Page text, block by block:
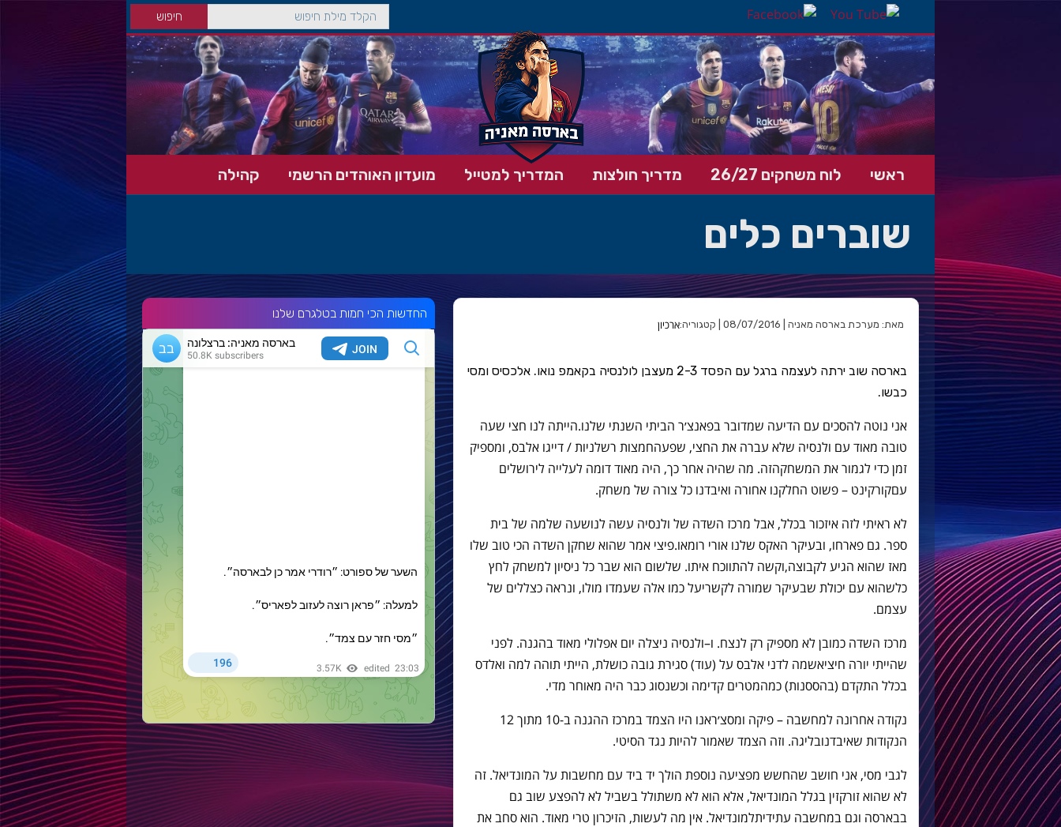
ראשי לוח משחקים 26/27 מדריך חולצות המדריך למטייל מועדון האוהדים הרשמי קהילה
שוברים כלים
מאת: מערכת בארסה מאניה | 08/07/2016 | קטגוריה: ארכיון
בארסה שוב ירתה לעצמה ברגל עם הפסד 2-3 מעצבן לולנסיה בקאמפ נואו. אלכסיס ומסי
כבשו.
אני נוטה להסכים עם הדיעה שמדובר בפאנצ׳ר הביתי השנתי שלנו.הייתה לנו חצי שעה
טובה מאוד עם ולנסיה שלא עברה את החצי, שפעהחמצות רשלניות/דייגו אלבס, ומספיק
זמן כדי לגמור את המשחקהזה. מה שהיה אחר כך, היה מאוד דומה לעלייה לירושלים
עםקורקינט –פשוט החלקנו אחורה ואיבדנו כל צורה של משחק.
לא ראיתי לזה איזכור בכלל, אבל מרכז השדה של ולנסיה עשה לנושעה שלמה של בית
ספר. גם פארחו, ובעיקר האקס שלנו אורי רומאו.פיצי אמר שהוא שחקן השדה הכי טוב שלו
מאז שהוא הגיע לקבוצה,וקשה להתווכח איתו. שלשום הוא שבר כל ניסיון למשחק לחץ
כלשהוא עם יכולת שבעיקר שמורה לקשריעל כמו אלה שעמדו מולו, ונראה כצללים של
עצמם.
מרכז השדה כמובן לא מספיק רק לנצח. ו–ולנסיה ניצלה יום אפלולי מאוד בהגנה. לפני
שהייתי יורה חיציאשמה לדני אלבס על (עוד)סגירת גובה כושלת, הייתי תוהה למה ואלדס
בכלל התקדם (בהססנות)כמהמטרים קדימה וכשנסוג כבר היה מאוחר מדי.
נקודה אחרונה למחשבה –פיקה ומסצ׳ראנו היו הצמד במרכז ההגנה ב-10 מתוך
הנקודות שאיבדנובליגה. וזה הצמד שאמור להיות נגד הסיטי.
לגבי מסי, אני חושב שהחשש מפציעה נוספת הולך יד ביד עם מחשבות על המונדיאל. זה
לא שהוא זורקזין בגלל המונדיאל, אלא הוא לא משתולל בשביל לא להפצע שוב גם
בבארסה וגם במחשבה עתידיתלמונדיאל. אין מה לעשות, הזיכרון טרי מאוד. הוא סחב את
החדשות הכי חמות בטלגרם שלנו